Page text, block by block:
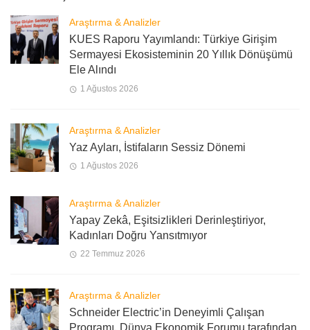
Araştırma & Analizler
KUES Raporu Yayımlandı: Türkiye Girişim
Sermayesi Ekosisteminin 20 Yıllık Dönüşümü
Ele Alındı
1 Ağustos 2026
Araştırma & Analizler
Yaz Ayları, İstifaların Sessiz Dönemi
1 Ağustos 2026
Araştırma & Analizler
Yapay Zekâ, Eşitsizlikleri Derinleştiriyor,
Kadınları Doğru Yansıtmıyor
22 Temmuz 2026
Araştırma & Analizler
Schneider Electric’in Deneyimli Çalışan
Programı, Dünya Ekonomik Forumu tarafından